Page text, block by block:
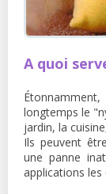
A quoi
longtemps le
jardin, la
Ils peuvent
une panne
applications les